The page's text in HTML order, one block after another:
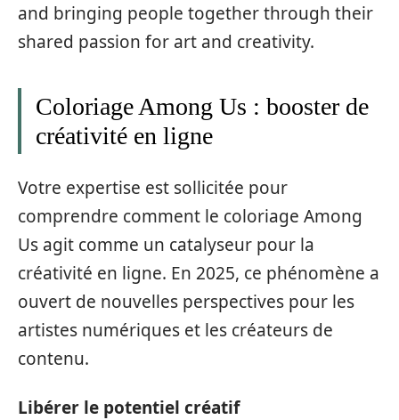
and bringing people together through their
shared passion for art and creativity.
Coloriage Among Us : booster de
créativité en ligne
Votre expertise est sollicitée pour
comprendre comment le coloriage Among
Us agit comme un catalyseur pour la
créativité en ligne. En 2025, ce phénomène a
ouvert de nouvelles perspectives pour les
artistes numériques et les créateurs de
contenu.
Libérer le potentiel créatif